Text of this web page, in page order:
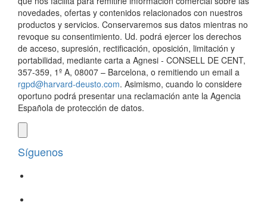
novedades, ofertas y contenidos relacionados con nuestros
productos y servicios. Conservaremos sus datos mientras no
revoque su consentimiento. Ud. podrá ejercer los derechos
de acceso, supresión, rectificación, oposición, limitación y
portabilidad, mediante carta a Agnesi - CONSELL DE CENT,
357-359, 1º A, 08007 – Barcelona, o remitiendo un email a
rgpd@harvard-deusto.com. Asimismo, cuando lo considere
oportuno podrá presentar una reclamación ante la Agencia
Española de protección de datos.
Síguenos